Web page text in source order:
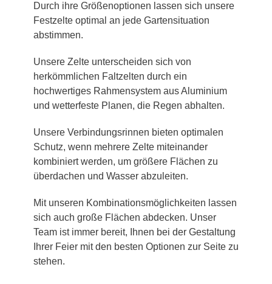
Durch ihre Größenoptionen lassen sich unsere
Festzelte optimal an jede Gartensituation
abstimmen.
Unsere Zelte unterscheiden sich von
herkömmlichen Faltzelten durch ein
hochwertiges Rahmensystem aus Aluminium
und wetterfeste Planen, die Regen abhalten.
Unsere Verbindungsrinnen bieten optimalen
Schutz, wenn mehrere Zelte miteinander
kombiniert werden, um größere Flächen zu
überdachen und Wasser abzuleiten.
Mit unseren Kombinationsmöglichkeiten lassen
sich auch große Flächen abdecken. Unser
Team ist immer bereit, Ihnen bei der Gestaltung
Ihrer Feier mit den besten Optionen zur Seite zu
stehen.